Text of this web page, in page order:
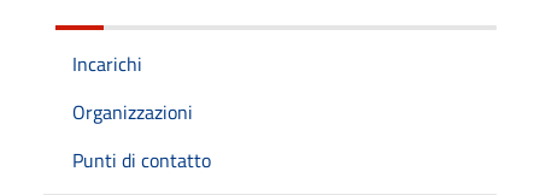
Incarichi
Organizzazioni
Punti di contatto